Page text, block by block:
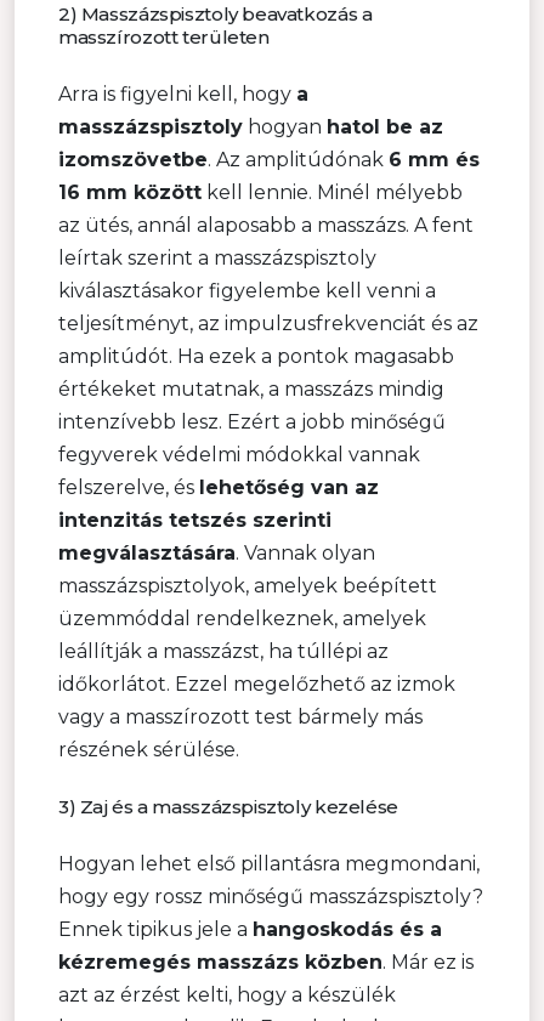
2) Masszázspisztoly beavatkozás a
masszírozott területen
Arra is figyelni kell, hogy a
masszázspisztoly hogyan hatol be az
izomszövetbe. Az amplitúdónak 6 mm és
16 mm között kell lennie. Minél mélyebb
az ütés, annál alaposabb a masszázs. A fent
leírtak szerint a masszázspisztoly
kiválasztásakor figyelembe kell venni a
teljesítményt, az impulzusfrekvenciát és az
amplitúdót. Ha ezek a pontok magasabb
értékeket mutatnak, a masszázs mindig
intenzívebb lesz. Ezért a jobb minőségű
fegyverek védelmi módokkal vannak
felszerelve, és lehetőség van az
intenzitás tetszés szerinti
megválasztására. Vannak olyan
masszázspisztolyok, amelyek beépített
üzemmóddal rendelkeznek, amelyek
leállítják a masszázst, ha túllépi az
időkorlátot. Ezzel megelőzhető az izmok
vagy a masszírozott test bármely más
részének sérülése.
3) Zaj és a masszázspisztoly kezelése
Hogyan lehet első pillantásra megmondani,
hogy egy rossz minőségű masszázspisztoly?
Ennek tipikus jele a hangoskodás és a
kézremegés masszázs közben. Már ez is
azt az érzést kelti, hogy a készülék